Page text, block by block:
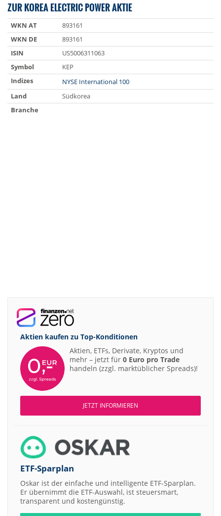
ZUR KOREA ELECTRIC POWER AKTIE
WKN AT
893161
WKN DE
893161
ISIN
US5006311063
Symbol
KEP
Indizes
NYSE International 100
Land
Südkorea
Branche
Aktien kaufen zu Top-Konditionen
Aktien, ETFs, Derivate, Kryptos und
mehr – jetzt für 0 Euro pro Trade
handeln (zzgl. marktüblicher Spreads)!
JETZT INFORMIEREN
ETF-Sparplan
Oskar ist der einfache und intelligente ETF-Sparplan.
Er übernimmt die ETF-Auswahl, ist steuersmart,
transparent und kostengünstig.